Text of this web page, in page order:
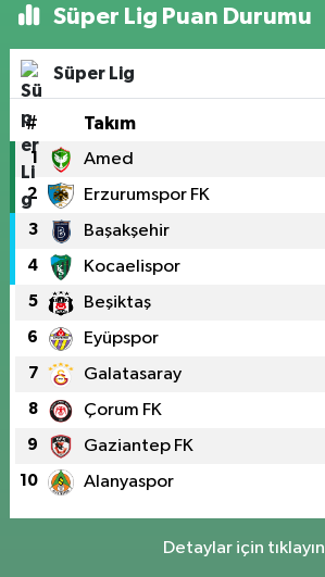
Süper Lig Puan Durumu
Süper Lig
# Takım
1 Amed
2 Erzurumspor FK
3 Başakşehir
4 Kocaelispor
5 Beşiktaş
6 Eyüpspor
7 Galatasaray
8 Çorum FK
9 Gaziantep FK
10 Alanyaspor
Detaylar için tıklayın